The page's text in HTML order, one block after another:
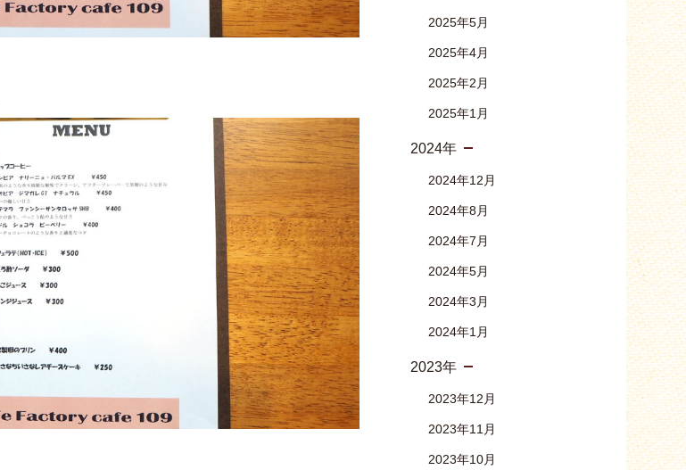
2025年5月
2025年4月
2025年2月
2025年1月
2024年
2024年12月
2024年8月
2024年7月
2024年5月
2024年3月
2024年1月
2023年
2023年12月
2023年11月
2023年10月